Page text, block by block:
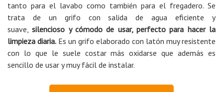
tanto para el lavabo como también para el fregadero. Se
trata de un grifo con salida de agua eficiente y
suave,silencioso y cómodo de usar, perfecto para hacer la
limpieza diaria. Es un grifo elaborado con latón muy resistente
con lo que le suele costar más oxidarse que además es
sencillo de usar y muy fácil de instalar.